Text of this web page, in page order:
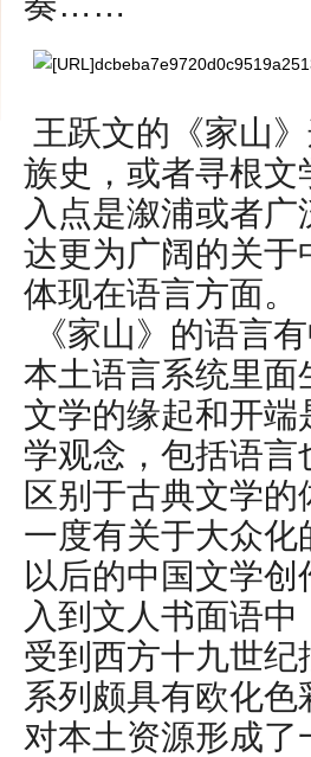
王跃文的《家山
族史，或者寻根
入点是溆浦或者
达更为广阔的关于
体现在语言方面。
《家山》的语言
本土语言系统里
文学的缘起和开
学观念，包括语言
区别于古典文学
一度有关于大众
以后的中国文学
入到文人书面语
受到西方十九世
系列颇具有欧化
对本土资源形成